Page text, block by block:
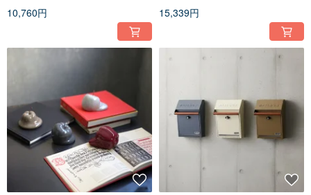
Capri74）
10,760円
Cervo238）
15,339円